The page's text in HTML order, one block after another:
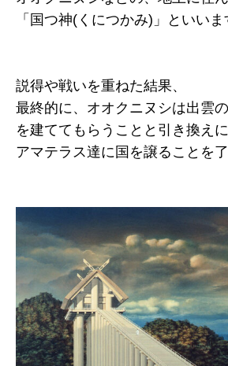
「国つ神(くにつかみ)」といいま
説得や戦いを重ねた結果、
最終的に、オオクニヌシは出雲
を建ててもらうことと引き換えに
アマテラス達に国を譲ることを